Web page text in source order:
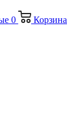
0 Корзина